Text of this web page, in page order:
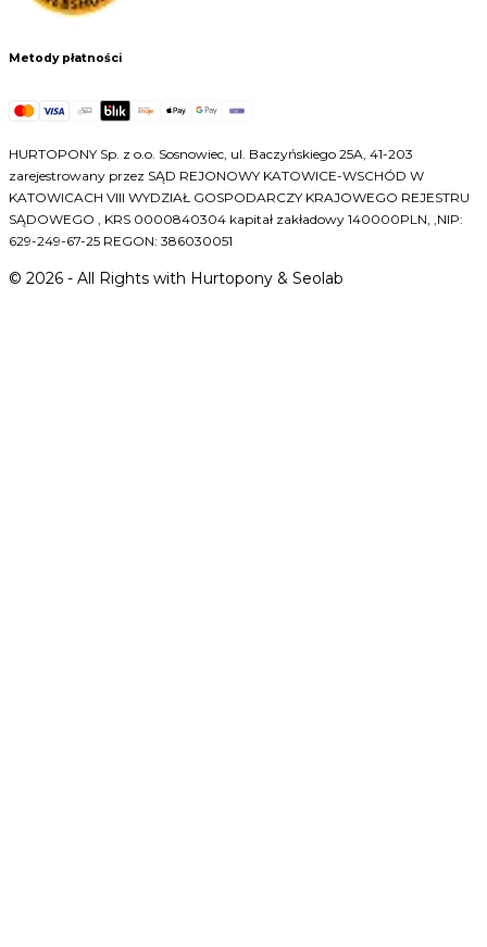
Metody płatności
HURTOPONY Sp. z o.o. Sosnowiec, ul. Baczyńskiego 25A, 41-203
zarejestrowany przez SĄD REJONOWY KATOWICE-WSCHÓD W
KATOWICACH VIII WYDZIAŁ GOSPODARCZY KRAJOWEGO REJESTRU
SĄDOWEGO , KRS 0000840304 kapitał zakładowy 140000PLN, ,NIP:
629-249-67-25 REGON: 386030051
© 2026 - All Rights with Hurtopony & Seolab